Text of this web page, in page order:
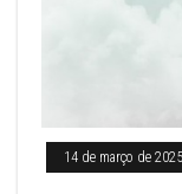
14 de março de 2025